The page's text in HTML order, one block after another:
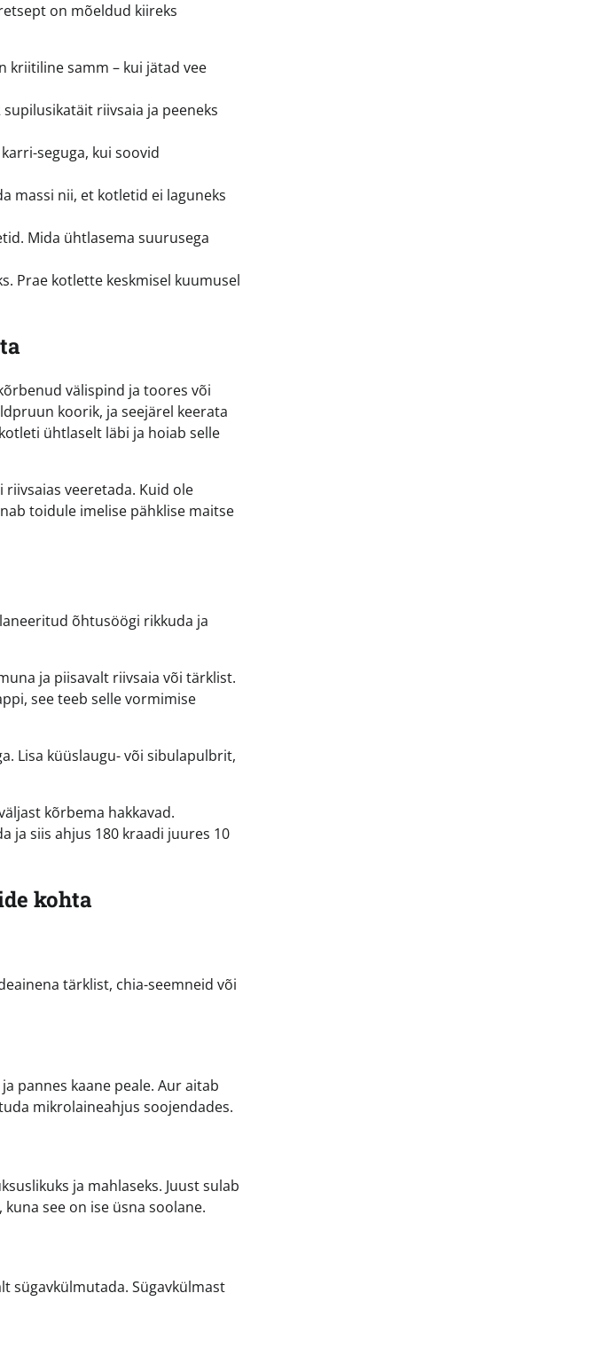
on mõeldud kiireks
kriitiline samm – kui jätad vee
riivsaia ja peeneks
seguga, kui soovid
massi nii, et kotletid ei laguneks
Mida ühtlasema suurusega
Prae kotlette keskmisel kuumusel
välispind ja toores või
koorik, ja seejärel keerata
ühtlaselt läbi ja hoiab selle
veeretada. Kuid ole
toidule imelise pähklise maitse
õhtusöögi rikkuda ja
ja piisavalt riivsaia või tärklist.
see teeb selle vormimise
Lisa küüslaugu- või sibulapulbrit,
kõrbema hakkavad.
ja siis ahjus 180 kraadi juures 10
kohta
tärklist, chia-seemneid või
pannes kaane peale. Aur aitab
mikrolaineahjus soojendades.
ja mahlaseks. Juust sulab
see on ise üsna soolane.
sügavkülmutada. Sügavkülmast